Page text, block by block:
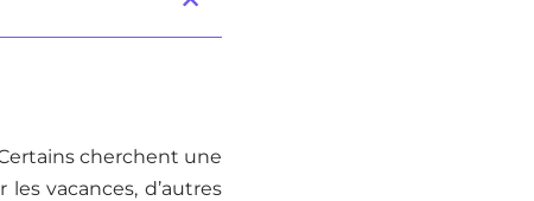
cherchent une
vacances, d’autres